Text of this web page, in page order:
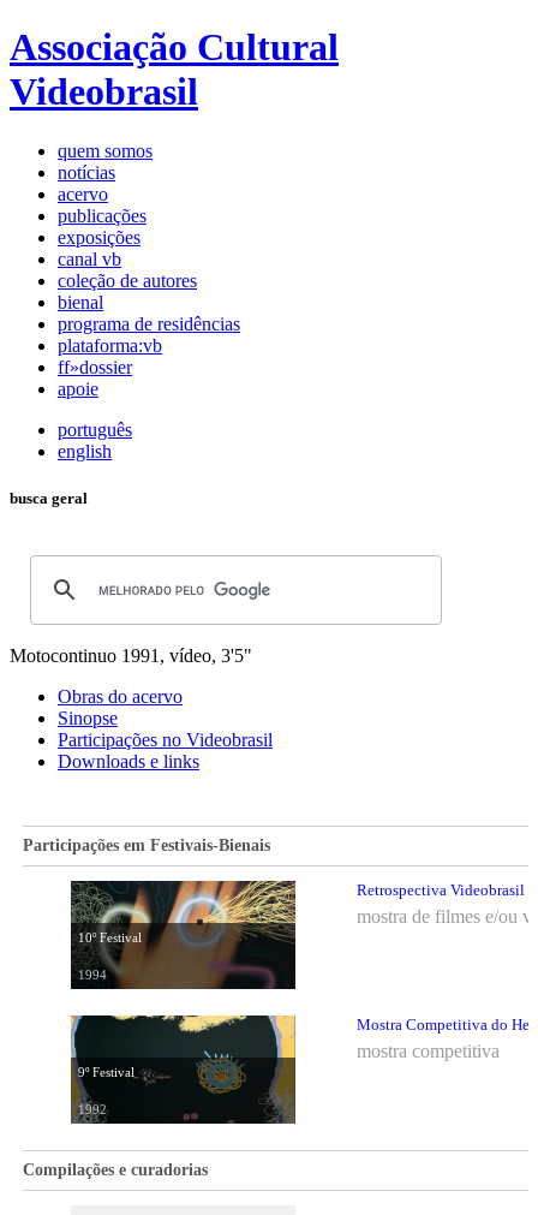
Associação Cultural
Videobrasil
quem somos
notícias
acervo
publicações
exposições
canal vb
coleção de autores
bienal
programa de residências
plataforma:vb
ff»dossier
apoie
português
english
busca geral
Motocontinuo 1991, vídeo, 3'5"
Obras do acervo
Sinopse
Participações no Videobrasil
Downloads e links
Participações em Festivais-Bienais
10º Festival
1994
Retrospectiva Videobrasil
mostra de filmes e/ou
9º Festival
1992
Mostra Competitiva do
mostra competitiva
Compilações e curadorias